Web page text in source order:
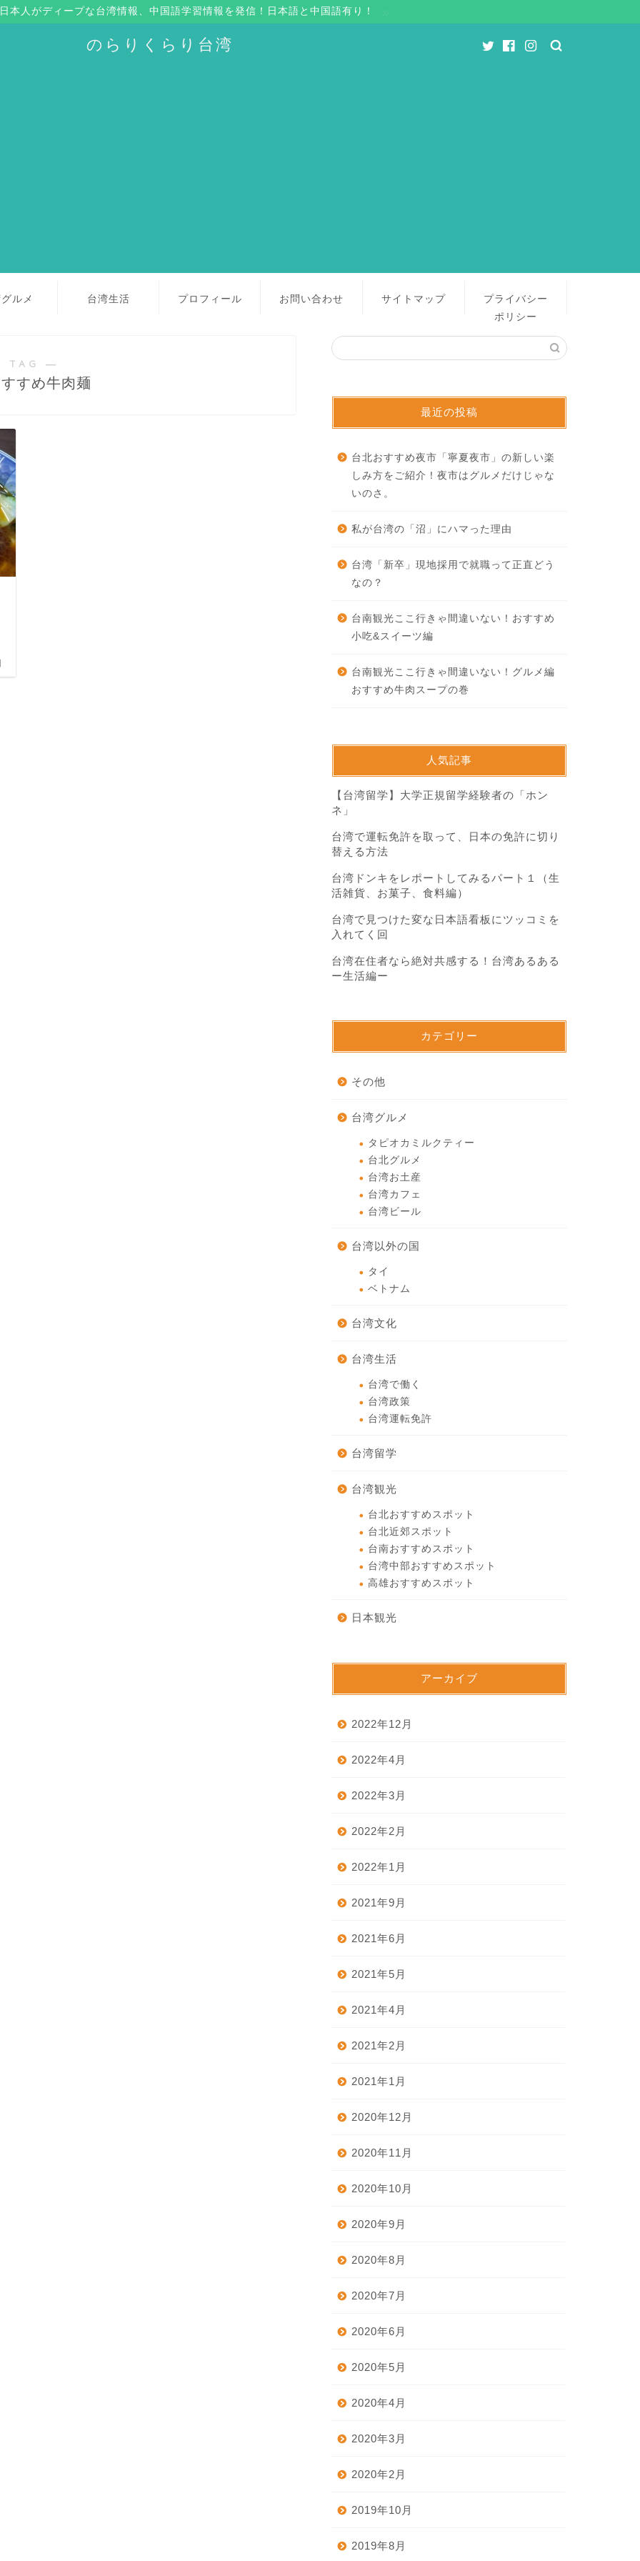
本人がディープな台湾情報、中国語学習情報を発信！日本語と中国語有り！
のらりくらり台湾
ルメ 台湾生活 プロフィール お問い合わせ サイトマップ
プライバシー
ポリシー
TAG ―
すめ牛肉麺
最近の投稿
台北おすすめ夜市「寧夏夜市」の新しい楽
しみ方をご紹介！夜市はグルメだけじゃな
いのさ。
私が台湾の「沼」にハマった理由
台湾「新卒」現地採用で就職って正直どう
なの？
台南観光ここ行きゃ間違いない！おすすめ
小吃&スイーツ編
台南観光ここ行きゃ間違いない！グルメ編
おすすめ牛肉スープの巻
人気記事
【台湾留学】大学正規留学経験者の「ホン
ネ」
台湾で運転免許を取って、日本の免許に切り
替える方法
台湾ドンキをレポートしてみるパート１（生
活雑貨、お菓子、食料編）
台湾で見つけた変な日本語看板にツッコミを
入れてく回
台湾在住者なら絶対共感する！台湾あるある
ー生活編ー
カテゴリー
その他
台湾グルメ
タピオカミルクティー
台北グルメ
台湾お土産
台湾カフェ
台湾ビール
台湾以外の国
タイ
ベトナム
台湾文化
台湾生活
台湾で働く
台湾政策
台湾運転免許
台湾留学
台湾観光
台北おすすめスポット
台北近郊スポット
台南おすすめスポット
台湾中部おすすめスポット
高雄おすすめスポット
日本観光
アーカイブ
2022年12月
2022年4月
2022年3月
2022年2月
2022年1月
2021年9月
2021年6月
2021年5月
2021年4月
2021年2月
2021年1月
2020年12月
2020年11月
2020年10月
2020年9月
2020年8月
2020年7月
2020年6月
2020年5月
2020年4月
2020年3月
2020年2月
2019年10月
2019年8月